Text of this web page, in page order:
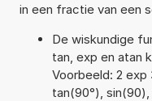
in een fractie van een
De wiskundige
tan, exp en atan
Voorbeeld: 2 exp
tan(90°),